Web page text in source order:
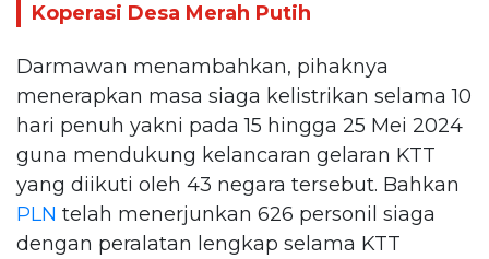
Koperasi Desa Merah Putih
Darmawan menambahkan, pihaknya
menerapkan masa siaga kelistrikan selama 10
hari penuh yakni pada 15 hingga 25 Mei 2024
guna mendukung kelancaran gelaran KTT
yang diikuti oleh 43 negara tersebut. Bahkan
PLN telah menerjunkan 626 personil siaga
dengan peralatan lengkap selama KTT